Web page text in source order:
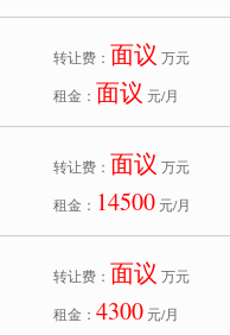
转让费： 面议 万元
租金： 面议 元/月
转让费： 面议 万元
租金： 14500 元/月
转让费： 面议 万元
租金： 4300 元/月